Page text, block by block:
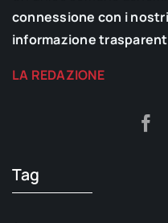
connessione con i
informazione
LA REDAZIONE
Tag